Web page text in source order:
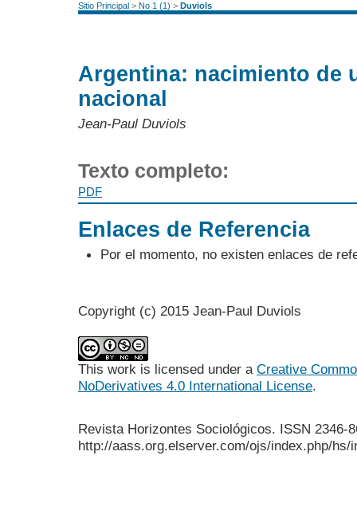
Sitio Principal > No 1 (1) > Duviols
Argentina: nacimiento de
nacional
Jean-Paul Duviols
Texto completo:
PDF
Enlaces de Referencia
Por el momento, no existen enlaces de
Copyright (c) 2015 Jean-Paul Duviols
This work is licensed under a Creative
NoDerivatives 4.0 International License.
Revista Horizontes Sociológicos. ISSN 2346-
http://aass.org.elserver.com/ojs/index.php/hs/